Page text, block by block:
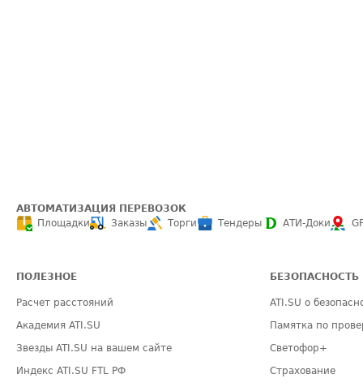
АВТОМАТИЗАЦИЯ ПЕРЕВОЗОК
Площадки
Заказы Торги Тендеры АТИ-Доки
ПОЛЕЗНОЕ
Расчет расстояний
Академия ATI.SU
Звезды ATI.SU на вашем сайте
Индекс ATI.SU FTL РФ
БЕЗОПАСНОСТЬ
ATI.SU о
Памятка по
Светофор+
Страхование